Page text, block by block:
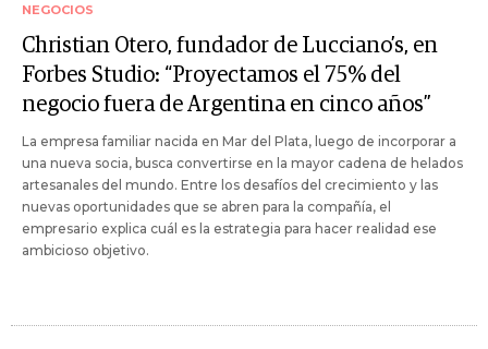
NEGOCIOS
Christian Otero, fundador de Lucciano’s, en
Forbes Studio: “Proyectamos el 75% del
negocio fuera de Argentina en cinco años”
La empresa familiar nacida en Mar del Plata, luego de incorporar a
una nueva socia, busca convertirse en la mayor cadena de helados
artesanales del mundo. Entre los desafíos del crecimiento y las
nuevas oportunidades que se abren para la compañía, el
empresario explica cuál es la estrategia para hacer realidad ese
ambicioso objetivo.